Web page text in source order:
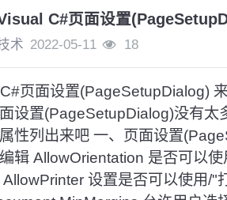
C#页面设置
术 2022-05-11 18
页面设置
设置(PageSetupDialog)没有
性列出来吧 一、页面设置
辑 AllowOrientation 是否可以
AllowPrinter 设置是否可以使用/